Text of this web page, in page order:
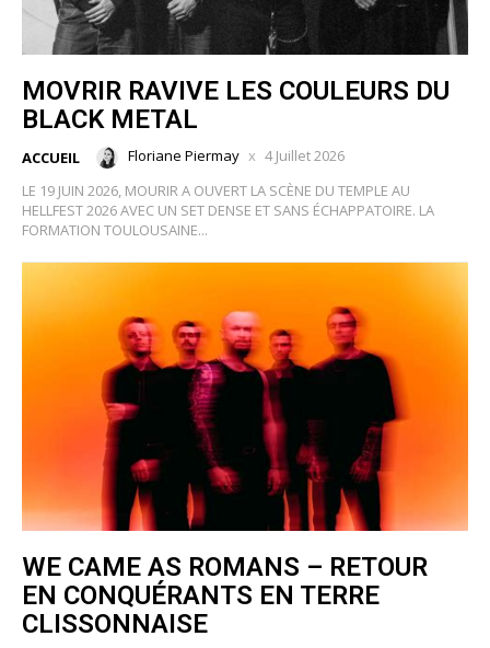
MOVRIR RAVIVE LES COULEURS DU
BLACK METAL
ACCUEIL Floriane Piermay
4 Juillet 2026
LE 19 JUIN 2026, MOURIR A OUVERT LA SCÈNE DU TEMPLE AU
HELLFEST 2026 AVEC UN SET DENSE ET SANS ÉCHAPPATOIRE. LA
FORMATION TOULOUSAINE...
WE CAME AS ROMANS – RETOUR
EN CONQUÉRANTS EN TERRE
CLISSONNAISE